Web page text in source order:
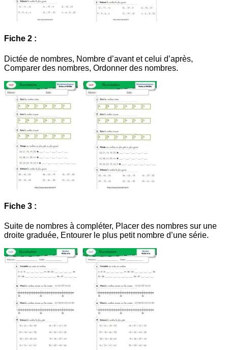
Fiche 2 :
Dictée de nombres, Nombre d’avant et celui d’après,
Comparer des nombres, Ordonner des nombres.
Fiche 3 :
Suite de nombres à compléter, Placer des nombres sur une
droite graduée, Entourer le plus petit nombre d’une série.